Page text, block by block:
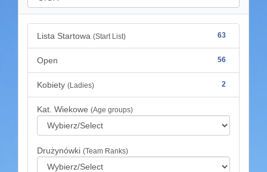
Lista Startowa (Start List) 63
Open 56
Kobiety (Ladies) 2
Kat. Wiekowe (Age groups)
Drużynówki (Team Ranks)